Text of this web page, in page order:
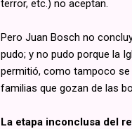
terror, etc.) no aceptan.
Pero Juan Bosch no
pudo; y no pudo porque la
permitió, como tampoco se
familias que gozan de las
La etapa inconclusa del